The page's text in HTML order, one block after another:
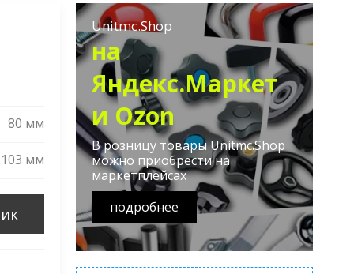
80 мм
103 мм
Unitmc.Shop
на
Яндекс.Маркет
и Ozon
В розницу товары Unitmc.Shop
можно приобрести на
маркетплейсах
подробнее